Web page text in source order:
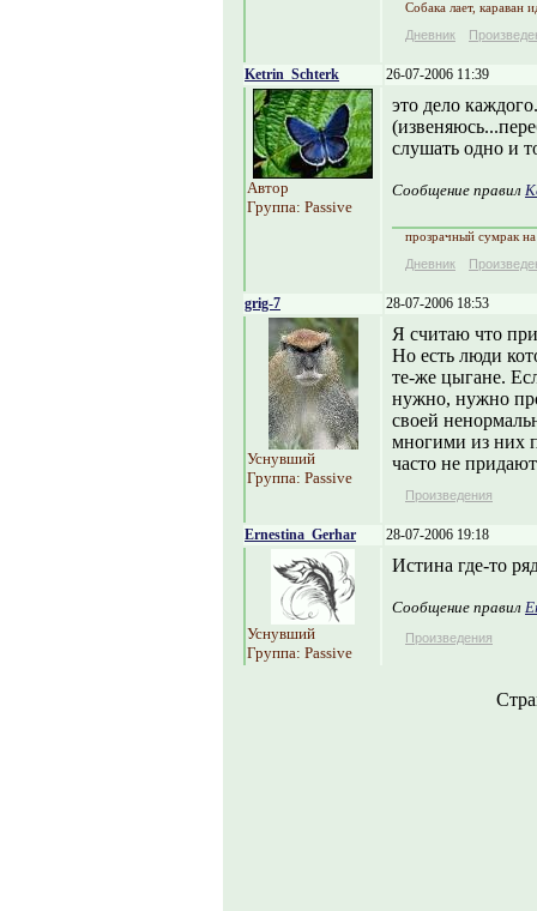
Собака лает, караван
Дневник
Ketrin_Schterk 26-07-2006 11:39
Автор
Группа: Passive
это дело
слушать одно и
Сообщение правил
прозрачный сумрак
Дневник
grig-7 28-07-2006 18:53
Уснувший
Группа: Passive
Я считаю что
Но есть люди
те-же цыгане.
нужно, нужно
своей
многими из них
часто не
Произведения
Ernestina_Gerhar 28-07-2006 19:18
Уснувший
Группа: Passive
Истина где-то
Сообщение правил
Произведения